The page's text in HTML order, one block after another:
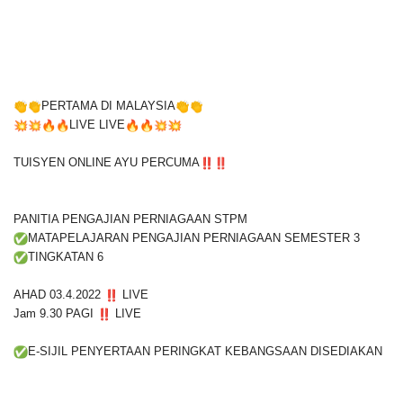
PERTAMA DI MALAYSIA
LIVE LIVE
TUISYEN ONLINE AYU PERCUMA
PANITIA PENGAJIAN PERNIAGAAN STPM
MATAPELAJARAN PENGAJIAN PERNIAGAAN SEMESTER 3
TINGKATAN 6
AHAD 03.4.2022
LIVE
Jam 9.30 PAGI
LIVE
E-SIJIL PENYERTAAN PERINGKAT KEBANGSAAN DISEDIAKAN